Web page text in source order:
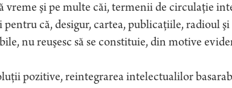
vreme şi pe multe căi, termenii de circulaţie
pentru că, desigur, cartea, publicaţiile, radioul
nu reuşesc să se constituie, din motive
pozitive, reintegrarea intelectualilor